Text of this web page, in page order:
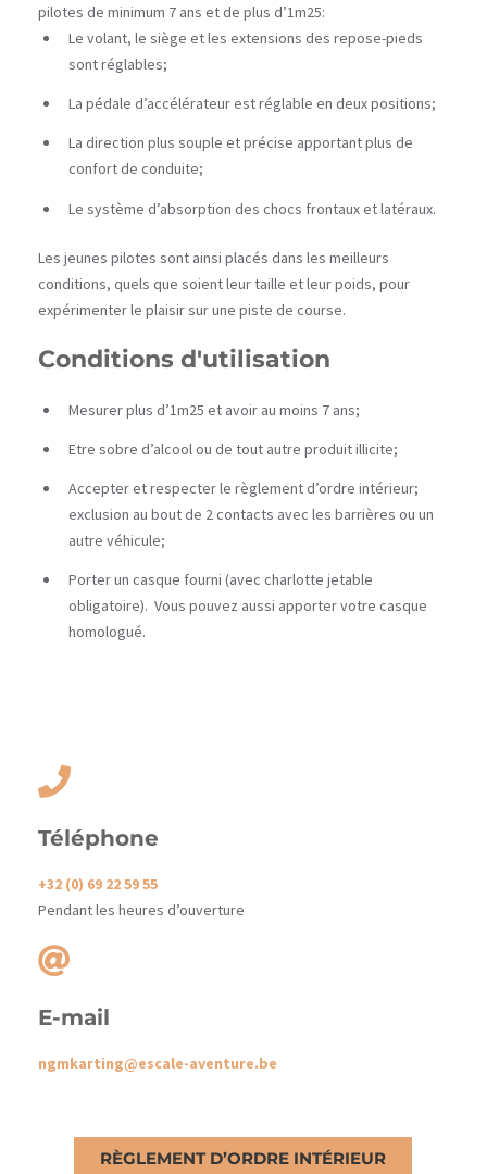
pilotes de minimum 7 ans et de plus d’1m25:
Le volant, le siège et les extensions des repose-pieds
sont réglables;
La pédale d’accélérateur est réglable en deux positions;
La direction plus souple et précise apportant plus de
confort de conduite;
Le système d’absorption des chocs frontaux et latéraux.
Les jeunes pilotes sont ainsi placés dans les meilleurs
conditions, quels que soient leur taille et leur poids, pour
expérimenter le plaisir sur une piste de course.
Conditions d'utilisation
Mesurer plus d’1m25 et avoir au moins 7 ans;
Etre sobre d’alcool ou de tout autre produit illicite;
Accepter et respecter le règlement d’ordre intérieur;
exclusion au bout de 2 contacts avec les barrières ou un
autre véhicule;
Porter un casque fourni (avec charlotte jetable
obligatoire). Vous pouvez aussi apporter votre casque
homologué.
Téléphone
+32 (0) 69 22 59 55
Pendant les heures d’ouverture
E-mail
ngmkarting@escale-aventure.be
RÈGLEMENT D’ORDRE INTÉRIEUR